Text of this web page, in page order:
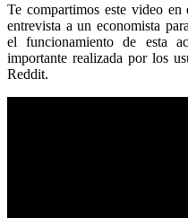
Te compartimos este video en
entrevista a un economista
el funcionamiento de esta
importante realizada por los
Reddit.